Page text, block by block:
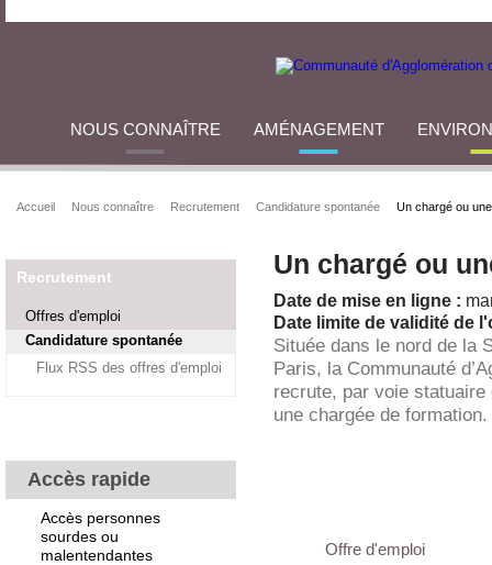
NOUS CONNAÎTRE AMÉNAGEMENT
Accueil Nous connaître Recrutement Candidature spontanée Un chargé ou
Recrutement
Offres d'emploi
Candidature spontanée
Flux RSS des offres d'emploi
Accès rapide
Accès personnes
sourdes ou
malentendantes
Un chargé ou
Date de mise en ligne :
Date limite de validité de
Située dans le nord de la
Paris, la Communauté
recrute, par voie
une chargée de formation.
Offre d'emploi